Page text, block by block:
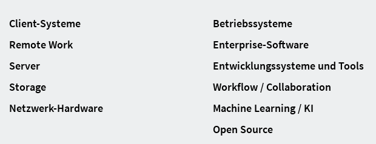
Client-Systeme
Remote Work
Server
Storage
Netzwerk-Hardware
Betriebssysteme
Enterprise-Software
Entwicklungssysteme und Tools
Workflow / Collaboration
Machine Learning / KI
Open Source